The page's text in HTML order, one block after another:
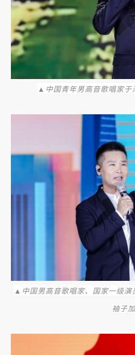
▲ 中国青年男高音歌唱家于
▲ 中国男高音歌唱家、国家一级演
袖子